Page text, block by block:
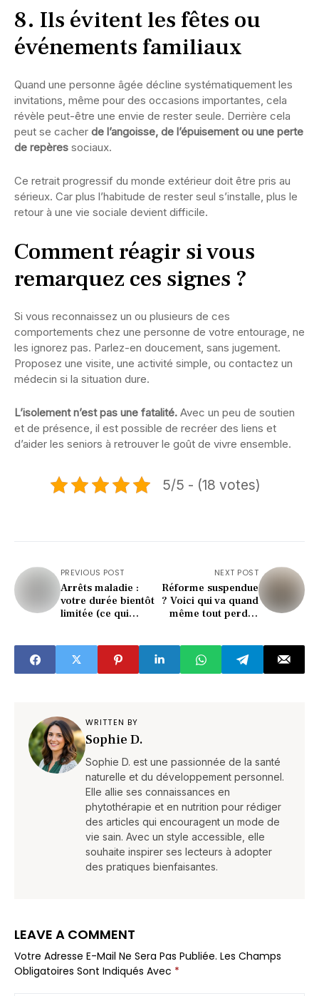
8. Ils évitent les fêtes ou
événements familiaux
Quand une personne âgée décline systématiquement les
invitations, même pour des occasions importantes, cela
révèle peut-être une envie de rester seule. Derrière cela
peut se cacher de l’angoisse, de l’épuisement ou une perte
de repères sociaux.
Ce retrait progressif du monde extérieur doit être pris au
sérieux. Car plus l’habitude de rester seul s’installe, plus le
retour à une vie sociale devient difficile.
Comment réagir si vous
remarquez ces signes ?
Si vous reconnaissez un ou plusieurs de ces
comportements chez une personne de votre entourage, ne
les ignorez pas. Parlez-en doucement, sans jugement.
Proposez une visite, une activité simple, ou contactez un
médecin si la situation dure.
L’isolement n’est pas une fatalité. Avec un peu de soutien
et de présence, il est possible de recréer des liens et
d’aider les seniors à retrouver le goût de vivre ensemble.
5/5 - (18 votes)
PREVIOUS POST
Arrêts maladie :
votre durée bientôt
limitée (ce qui
NEXT POST
Réforme suspendue
? Voici qui va quand
même tout perdre
WRITTEN BY
Sophie D.
Sophie D. est une passionnée de la santé
naturelle et du développement personnel.
Elle allie ses connaissances en
phytothérapie et en nutrition pour rédiger
des articles qui encouragent un mode de
vie sain. Avec un style accessible, elle
souhaite inspirer ses lecteurs à adopter
des pratiques bienfaisantes.
LEAVE A COMMENT
Votre Adresse E-Mail Ne Sera Pas Publiée. Les Champs
Obligatoires Sont Indiqués Avec *